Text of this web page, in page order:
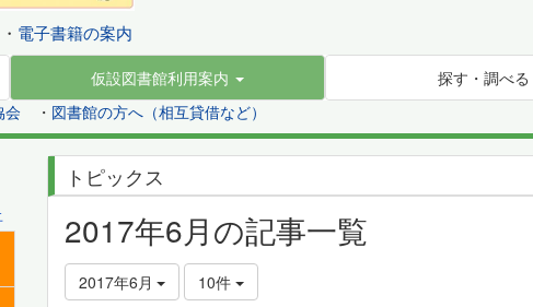
電子書籍の案内
仮設図書館利用案内 探す・調べる
会 ・ 図書館の方へ（相互貸借など）
トピックス
2017年6月の記事一覧
2017年6月 10件